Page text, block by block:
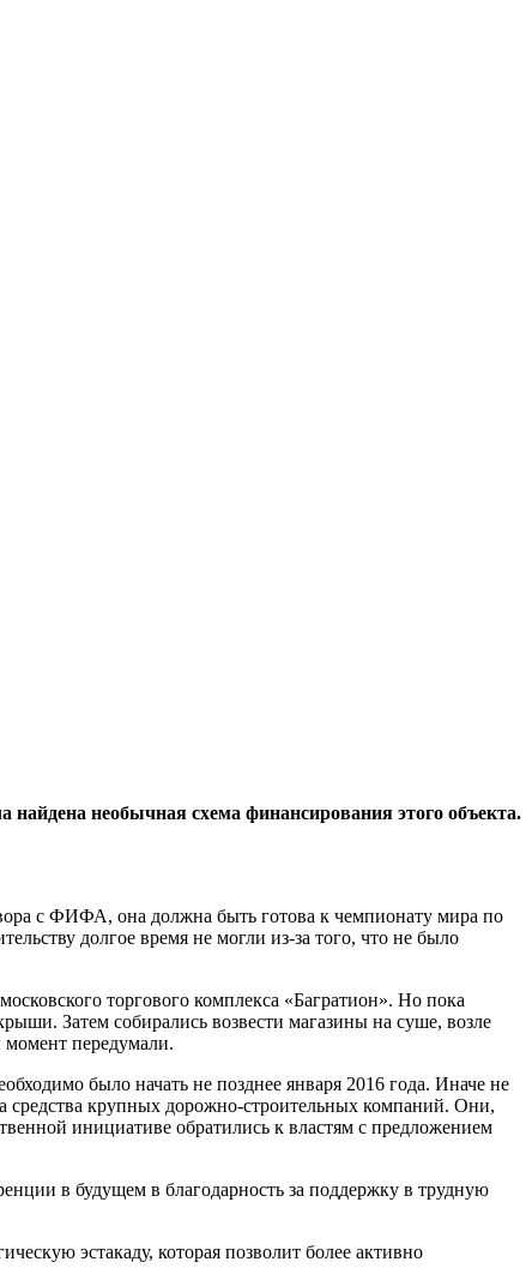
необычная схема финансирования этого объекта.
с ФИФА, она должна быть готова к чемпионату мира по
долгое время не могли из-за того, что не было
торгового комплекса «Багратион». Но пока
Затем собирались возвести магазины на суше, возле
момент передумали.
было начать не позднее января 2016 года. Иначе не
средства крупных дорожно-строительных компаний. Они,
инициативе обратились к властям с предложением
в будущем в благодарность за поддержку в трудную
эстакаду, которая позволит более активно